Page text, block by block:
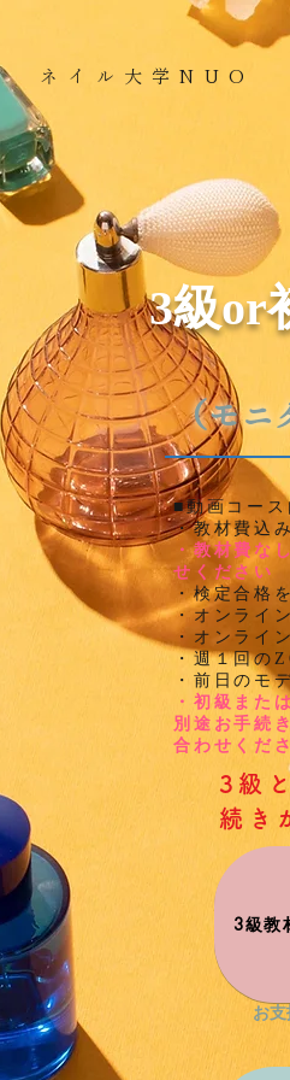
​ネイル大学NUO
（モニ
■動画コース
・教材費込
・教材費な
せください
・検定合格
・オンライ
・オンライ
・週１回の
・前日のモ
・初級また
別途お手続
合わせくだ
3級
続き
3級教
お
3級or